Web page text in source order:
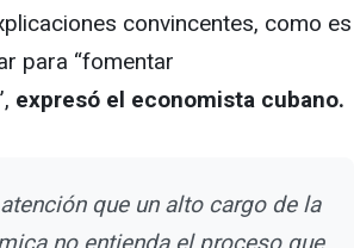
convincentes, como es
para “fomentar
expresó el economista cubano.
que un alto cargo de la